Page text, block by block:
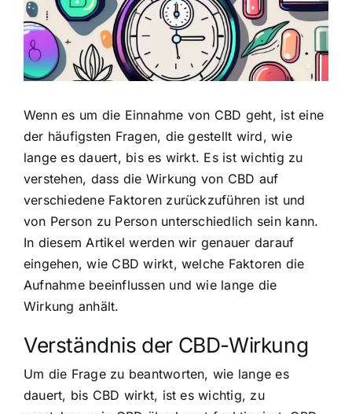
Wenn es um die Einnahme von CBD geht, ist eine
der häufigsten Fragen, die gestellt wird, wie
lange es dauert, bis es wirkt. Es ist wichtig zu
verstehen, dass die Wirkung von CBD auf
verschiedene Faktoren zurückzuführen ist und
von Person zu Person unterschiedlich sein kann.
In diesem Artikel werden wir genauer darauf
eingehen, wie CBD wirkt, welche Faktoren die
Aufnahme beeinflussen und wie lange die
Wirkung anhält.
Verständnis der CBD-Wirkung
Um die Frage zu beantworten, wie lange es
dauert, bis CBD wirkt, ist es wichtig, zu